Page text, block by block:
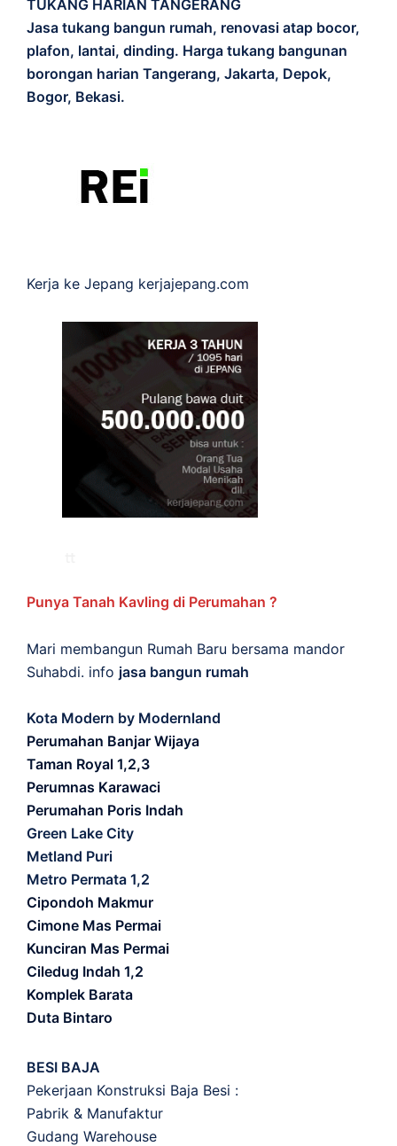
TUKANG HARIAN TANGERANG
Jasa tukang bangun rumah, renovasi atap bocor,
plafon, lantai, dinding. Harga tukang bangunan
borongan harian Tangerang, Jakarta, Depok,
Bogor, Bekasi.
Kerja ke Jepang kerjajepang.com
Punya Tanah Kavling di Perumahan ?
Mari membangun Rumah Baru bersama mandor
Suhabdi. info jasa bangun rumah
Kota Modern by Modernland
Perumahan Banjar Wijaya
Taman Royal 1,2,3
Perumnas Karawaci
Perumahan Poris Indah
Green Lake City
Metland Puri
Metro Permata 1,2
Cipondoh Makmur
Cimone Mas Permai
Kunciran Mas Permai
Ciledug Indah 1,2
Komplek Barata
Duta Bintaro
BESI BAJA
Pekerjaan Konstruksi Baja Besi :
Pabrik & Manufaktur
Gudang Warehouse